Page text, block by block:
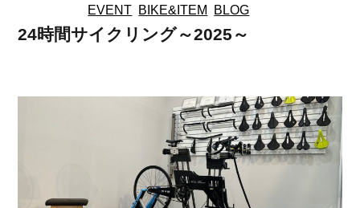
EVENT BIKE&ITEM BLOG
24時間サイクリング～2025～